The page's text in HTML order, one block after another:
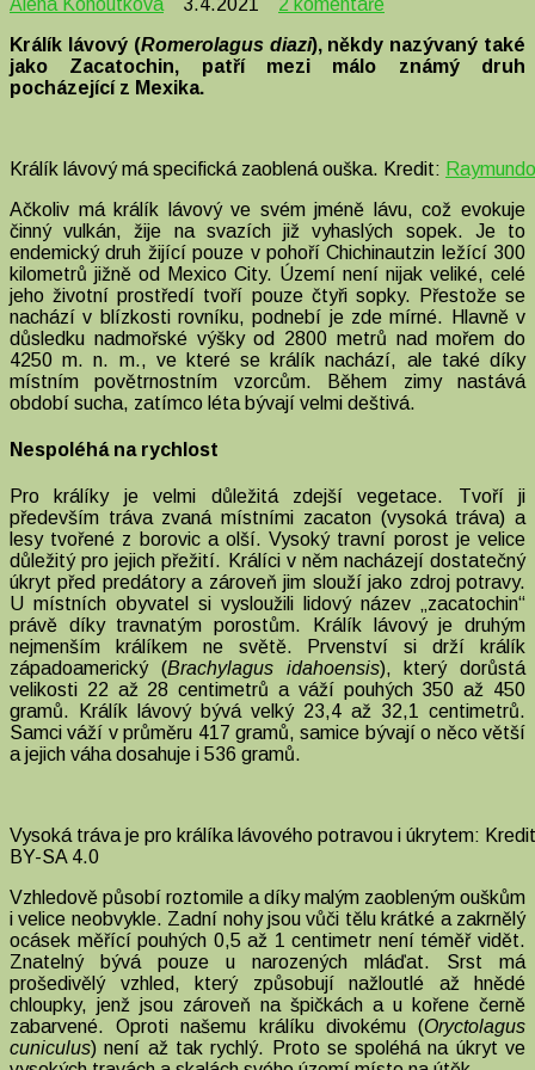
s
názvem
sopečných
Králík lávový (Romerolagus diazi), někdy nazývaný také
jako Zacatochin, patří mezi málo známý druh
pocházející z Mexika.
Králík lávový má specifická zaoblená ouška. Kredit:
Ačkoliv má králík lávový ve svém jméně lávu, což evokuje
činný vulkán, žije na svazích již vyhaslých sopek. Je to
endemický druh žijící pouze v pohoří Chichinautzin ležící 300
kilometrů jižně od Mexico City. Území není nijak veliké, celé
jeho životní prostředí tvoří pouze čtyři sopky. Přestože se
nachází v blízkosti rovníku, podnebí je zde mírné. Hlavně v
důsledku nadmořské výšky od 2800 metrů nad mořem do
4250 m. n. m., ve které se králík nachází, ale také díky
místním povětrnostním vzorcům. Během zimy nastává
období sucha, zatímco léta bývají velmi deštivá.
Nespoléhá na rychlost
Pro králíky je velmi důležitá zdejší vegetace. Tvoří ji
především tráva zvaná místními zacaton (vysoká tráva) a
lesy tvořené z borovic a olší. Vysoký travní porost je velice
důležitý pro jejich přežití. Králíci v něm nacházejí dostatečný
úkryt před predátory a zároveň jim slouží jako zdroj potravy.
U místních obyvatel si vysloužili lidový název „zacatochin“
právě díky travnatým porostům. Králík lávový je druhým
nejmenším králíkem ne světě. Prvenství si drží králík
západoamerický (Brachylagus idahoensis), který dorůstá
velikosti 22 až 28 centimetrů a váží pouhých 350 až 450
gramů. Králík lávový bývá velký 23,4 až 32,1 centimetrů.
Samci váží v průměru 417 gramů, samice bývají o něco větší
a jejich váha dosahuje i 536 gramů.
Vysoká tráva je pro králíka lávového potravou i úkrytem:
BY-SA 4.0
Vzhledově působí roztomile a díky malým zaobleným ouškům
i velice neobvykle. Zadní nohy jsou vůči tělu krátké a zakrnělý
ocásek měřící pouhých 0,5 až 1 centimetr není téměř vidět.
Znatelný bývá pouze u narozených mláďat. Srst má
prošedivělý vzhled, který způsobují nažloutlé až hnědé
chloupky, jenž jsou zároveň na špičkách a u kořene černě
zabarvené. Oproti našemu králíku divokému (Oryctolagus
cuniculus) není až tak rychlý. Proto se spoléhá na úkryt ve